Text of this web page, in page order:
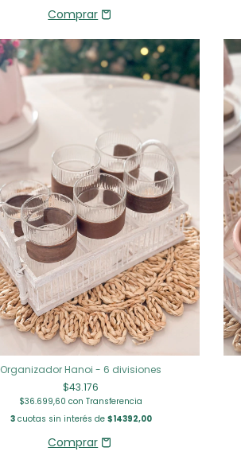
Organizador Hanoi - 6 divisiones
$43.176
$36.699,60con Transferencia
3cuotas sin interés de $14392,00